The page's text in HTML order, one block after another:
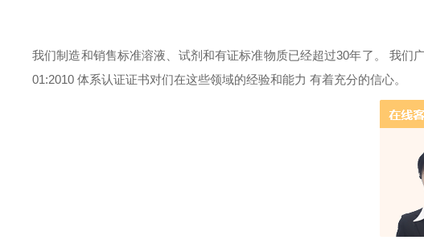
我们制造和销售标准溶液、试剂和有证标准物质已经超过30年了。 我们
01:2010 体系认证证书对们在这些领域的经验和能力 有着充分的信心。